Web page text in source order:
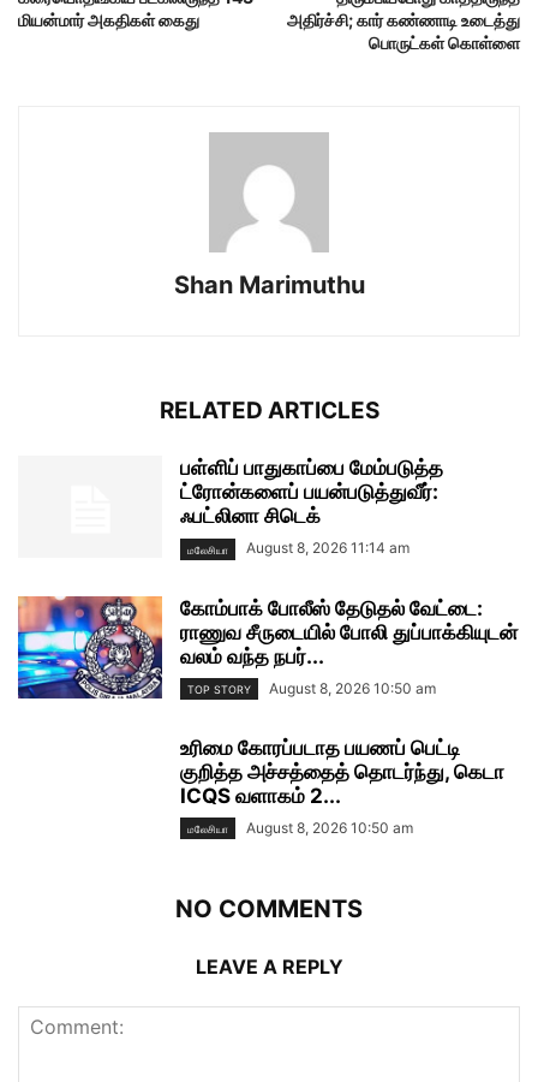
மியன்மார் அகதிகள் கைது
அதிர்ச்சி; கார் கண்ணாடி உடைத்து
பொருட்கள் கொள்ளை
Shan Marimuthu
RELATED ARTICLES
பள்ளிப் பாதுகாப்பை மேம்படுத்த
ட்ரோன்களைப் பயன்படுத்துவீர்:
ஃபட்லினா சிடெக்
மலேசியா August 8, 2026 11:14 am
கோம்பாக் போலீஸ் தேடுதல் வேட்டை:
ராணுவ சீருடையில் போலி துப்பாக்கியுடன்
வலம் வந்த நபர்...
TOP STORY August 8, 2026 10:50 am
உரிமை கோரப்படாத பயணப் பெட்டி
குறித்த அச்சத்தைத் தொடர்ந்து, கெடா
ICQS வளாகம் 2...
மலேசியா August 8, 2026 10:50 am
NO COMMENTS
LEAVE A REPLY